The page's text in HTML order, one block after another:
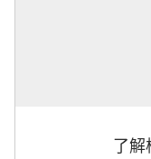
了解